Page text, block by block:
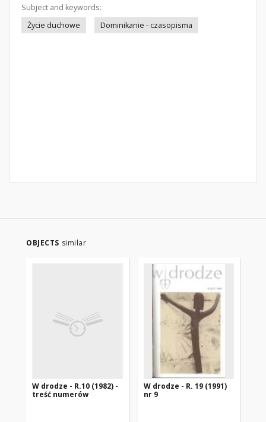
Subject and keywords:
Życie duchowe
Dominikanie - czasopisma
OBJECTS similar
W drodze - R.10 (1982) -
treść numerów
W drodze - R. 19 (1991)
nr 9